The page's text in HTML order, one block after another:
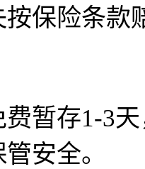
保险条款
暂存1-3
安全。